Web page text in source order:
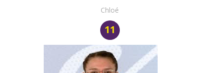
Chloé
11